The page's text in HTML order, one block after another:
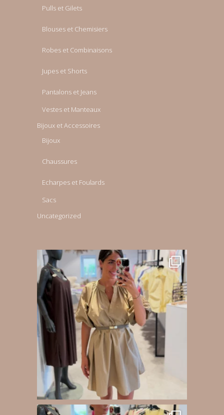
Pulls et Gilets
Blouses et Chemisiers
Robes et Combinaisons
Jupes et Shorts
Pantalons et Jeans
Vestes et Manteaux
Bijoux et Accessoires
Bijoux
Chaussures
Echarpes et Foulards
Sacs
Uncategorized